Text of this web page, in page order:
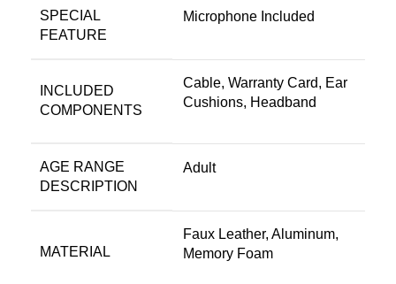
SPECIAL
FEATURE
‎Microphone Included
INCLUDED
COMPONENTS
‎Cable, Warranty Card, Ear
Cushions, Headband
AGE RANGE
DESCRIPTION
‎Adult
MATERIAL
‎Faux Leather, Aluminum,
Memory Foam